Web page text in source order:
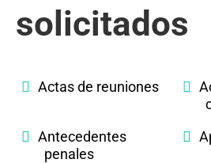
solicitados
Actas de reuniones
Antecedentes
penales